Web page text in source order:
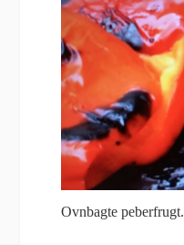
Ovnbagte peberfrugt.